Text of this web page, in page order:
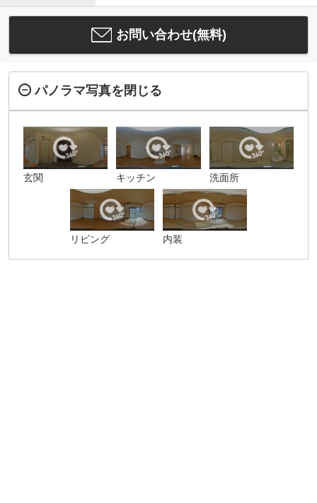
お問い合わせ(無料)
パノラマ写真を閉じる
玄関 キッチン 洗面所
リビング 内装